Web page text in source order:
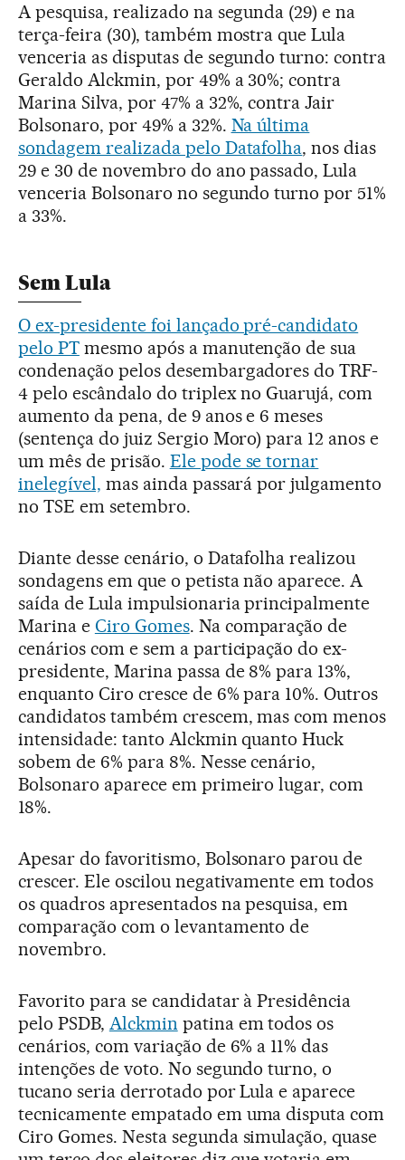
A pesquisa, realizado na segunda (29) e na
terça-feira (30), também mostra que Lula
venceria as disputas de segundo turno: contra
Geraldo Alckmin, por 49% a 30%; contra
Marina Silva, por 47% a 32%, contra Jair
Bolsonaro, por 49% a 32%. Na última
sondagem realizada pelo Datafolha, nos dias
29 e 30 de novembro do ano passado, Lula
venceria Bolsonaro no segundo turno por 51%
a 33%.
Sem Lula
O ex-presidente foi lançado pré-candidato
pelo PTmesmo após a manutenção de sua
condenação pelos desembargadores do TRF-
4 pelo escândalo do triplex no Guarujá, com
aumento da pena, de 9 anos e 6 meses
(sentença do juiz Sergio Moro) para 12 anos e
um mês de prisão. Ele pode se tornar
inelegível, mas ainda passará por julgamento
no TSE em setembro.
Diante desse cenário, o Datafolha realizou
sondagens em que o petista não aparece. A
saída de Lula impulsionaria principalmente
Marina e Ciro Gomes. Na comparação de
cenários com e sem a participação do ex-
presidente, Marina passa de 8% para 13%,
enquanto Ciro cresce de 6% para 10%. Outros
candidatos também crescem, mas com menos
intensidade: tanto Alckmin quanto Huck
sobem de 6% para 8%. Nesse cenário,
Bolsonaro aparece em primeiro lugar, com
18%.
Apesar do favoritismo, Bolsonaro parou de
crescer. Ele oscilou negativamente em todos
os quadros apresentados na pesquisa, em
comparação com o levantamento de
novembro.
Favorito para se candidatar à Presidência
pelo PSDB, Alckmin patina em todos os
cenários, com variação de 6% a 11% das
intenções de voto. No segundo turno, o
tucano seria derrotado por Lula e aparece
tecnicamente empatado em uma disputa com
Ciro Gomes. Nesta segunda simulação, quase